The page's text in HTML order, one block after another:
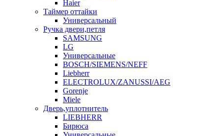
Haier
Таймер оттайки
Универсальный
Ручка двери,петля
SAMSUNG
LG
Универсальные
BOSCH/SIEMENS/NEFF
Liebherr
ELECTROLUX/ZANUSSI/AEG
Gorenje
Miele
Дверь,уплотнитель
LIEBHERR
Бирюса